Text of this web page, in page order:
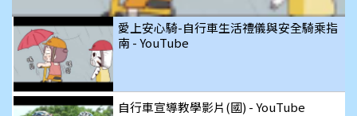
影
片
愛上安心騎-自行車生活禮儀與安全騎乘指
南 - YouTube
自行車宣導教學影片(國) - YouTube